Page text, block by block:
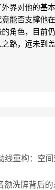
界对他的基
能否支撑他
角色，目前
路，远未到盖
线重构：空
额洗牌背后